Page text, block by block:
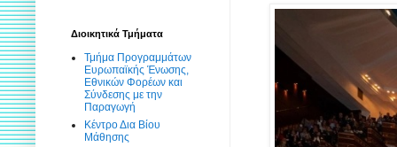
Διοικητικά Τμήματα
Τμήμα Προγραμμάτων
Ευρωπαϊκής Ένωσης,
Εθνικών Φορέων και
Σύνδεσης με την
Παραγωγή
Κέντρο Δια Βίου
Μάθησης